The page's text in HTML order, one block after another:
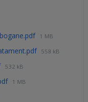
1 MB
558 kB
532 kB
1 MB